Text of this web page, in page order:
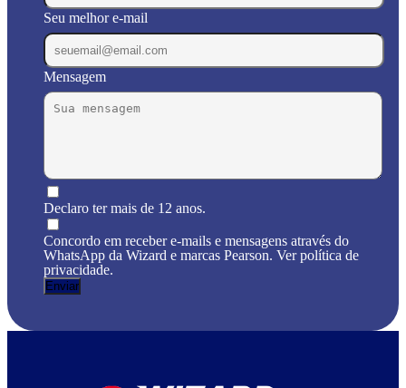
Seu melhor e-mail
Mensagem
Declaro ter mais de 12 anos.
Concordo em receber e-mails e mensagens através do
WhatsApp da Wizard e marcas Pearson. Ver política de
privacidade.